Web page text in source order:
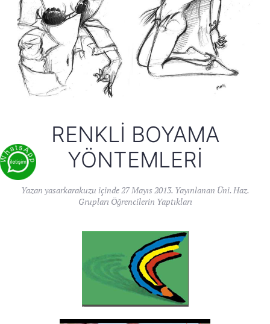
RENKLI BOYAMA
YÖNTEMLERI
Yazan yasarkarakuzu içinde 27 Mayıs 2013. Yayınlanan Üni. Haz.
Grupları Öğrencilerin Yaptıkları